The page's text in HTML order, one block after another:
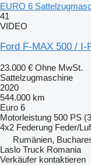
EURO 6
41
VIDEO
Ford F-MAX 500 / I-
23.000 € Ohne MwSt.
Sattelzugmaschine
2020
544.000 km
Euro 6
Motorleistung 500 PS
4x2 Federung Feder/
Rumänien,
Laslo Truck Romania
Verkäufer kontaktieren